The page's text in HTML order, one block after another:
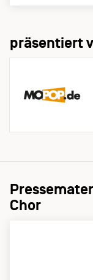
präsentiert
Chor